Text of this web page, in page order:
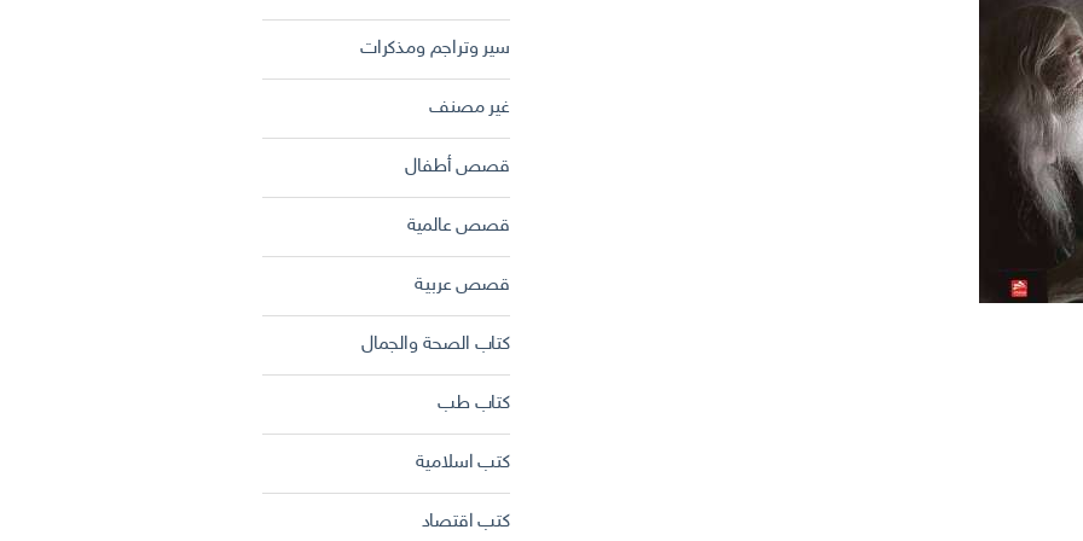
سير وتراجم ومذكرات
غير مصنف
قصص أطفال
قصص عالمية
قصص عربية
كتاب الصحة والجمال
كتاب طب
كتب اسلامية
كتب اقتصاد